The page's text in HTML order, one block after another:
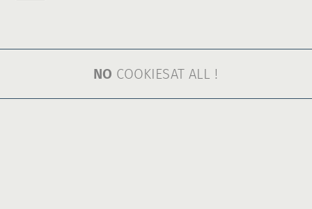
NO COOKIESAT ALL !